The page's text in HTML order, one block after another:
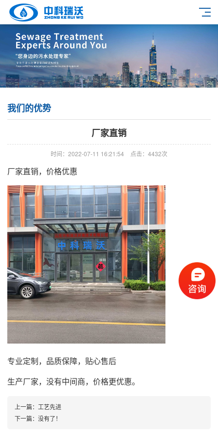
我们的优势
厂家直销
时间：2022-07-11 16:21:54 点击：4432次
厂家直销，价格优惠
专业定制，品质保障，贴心售后
生产厂家，没有中间商，价格更优惠。
上一篇： 工艺先进
下一篇：没有了！